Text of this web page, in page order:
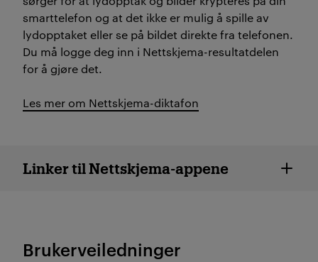
smarttelefon og at det ikke er mulig å spille av
lydopptaket eller se på bildet direkte fra telefonen.
Du må logge deg inn i Nettskjema-resultatdelen
for å gjøre det.
Les mer om Nettskjema-diktafon
Nettskjema apper -
Linker til Nettskjema-appene
Brukerveiledninger